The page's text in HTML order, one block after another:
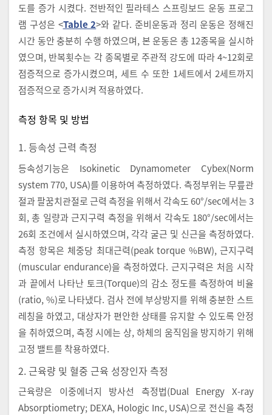
도를 증가 시켰다. 전반적인 필라테스 스프링보드 운동 프로그
램 구성은 <Table 2>와 같다. 준비운동과 정리 운동은 정해진
시간 동안 충분히 수행 하였으며, 본 운동은 총 12종목을 실시하
였으며, 반복횟수는 각 종목별로 주관적 강도에 따라 4~12회로
점증적으로 증가시켰으며, 세트 수 또한 1세트에서 2세트까지
점증적으로 증가시켜 적용하였다.
측정 항목 및 방법
1. 등속성 근력 측정
등속성기능은 Isokinetic Dynamometer Cybex(Norm
system 770, USA)를 이용하여 측정하였다. 측정부위는 무릎관
절과 팔꿈치관절로 근력 측정을 위해서 각속도 60°/sec에서는 3
회, 총 일량과 근지구력 측정을 위해서 각속도 180°/sec에서는
26회 조건에서 실시하였으며, 각각 굴근 및 신근을 측정하였다.
측정 항목은 체중당 최대근력(peak torque %BW), 근지구력
(muscular endurance)을 측정하였다. 근지구력은 처음 시작
과 끝에서 나타난 토크(Torque)의 감소 정도를 측정하여 비율
(ratio, %)로 나타냈다. 검사 전에 부상방지를 위해 충분한 스트
레칭을 하였고, 대상자가 편안한 상태를 유지할 수 있도록 안정
을 취하였으며, 측정 시에는 상, 하체의 움직임을 방지하기 위해
고정 밸트를 착용하였다.
2. 근육량 및 혈중 근육 성장인자 측정
근육량은 이중에너지 방사선 측정법(Dual Energy X-ray
Absorptiometry; DEXA, Hologic Inc, USA)으로 전신을 측정